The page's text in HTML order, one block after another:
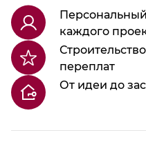
каждого
переплат
От идеи до